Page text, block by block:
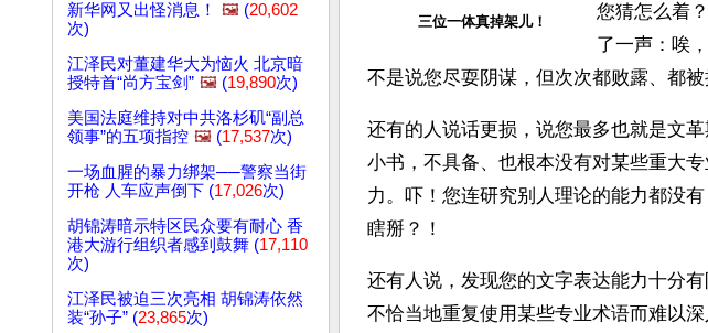
新华网又出怪消息！ 🖼️ (20,602
次)
江泽民对董建华大为恼火 北京暗
授特首“尚方宝剑” 🖼️ (19,890次)
美国法庭维持对中共洛杉矶“副总
领事”的五项指控 🖼️ (17,537次)
一场血腥的暴力绑架──警察当街
开枪 人车应声倒下 (17,026次)
胡锦涛暗示特区民众要有耐心 香
港大游行组织者感到鼓舞 (17,110
次)
江泽民被迫三次亮相 胡锦涛依然
装“孙子” (23,865次)
三位一体真掉架儿！
您猜怎么着
了一声：唉
不是说您尽耍阴谋，但次次都败露、都
还有的人说话更损，说您最多也就是文
小书，不具备、也根本没有对某些重大
力。吓！您连研究别人理论的能力都没
瞎掰？！
还有人说，发现您的文字表达能力十分
不恰当地重复使用某些专业术语而难以